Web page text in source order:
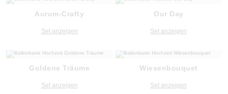
Aurum-Crafty
Set anzeigen
Our Day
Set anzeigen
Goldene Träume
Set anzeigen
Wiesenbouquet
Set anzeigen